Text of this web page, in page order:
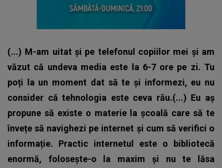
(...) M-am uitat și pe telefonul copiilor mei și am
văzut că undeva media este la 6-7 ore pe zi. Tu
poți la un moment dat să te și informezi, eu nu
consider că tehnologia este ceva rău.(...) Eu aș
propune să existe o materie la școală care să te
învețe să navighezi pe internet și cum să verifici o
informație. Practic internetul este o bibliotecă
enormă, folosește-o la maxim și nu te lăsa